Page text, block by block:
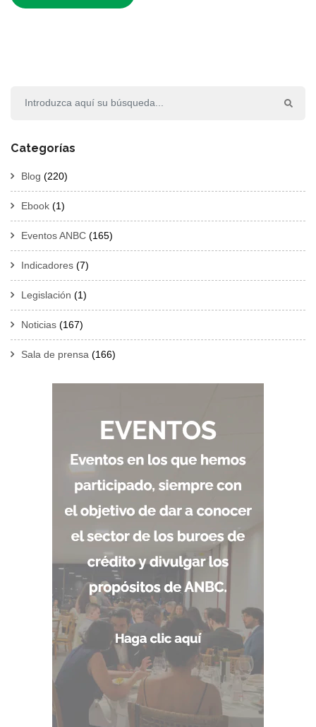
Categorías
Blog (220)
Ebook (1)
Eventos ANBC (165)
Indicadores (7)
Legislación (1)
Noticias (167)
Sala de prensa (166)